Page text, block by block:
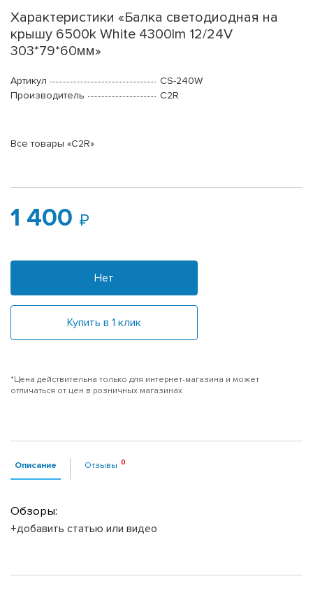
Характеристики «Балка светодиодная на
крышу 6500k White 4300lm 12/24V
303*79*60мм»
Артикул
CS-240W
Производитель
C2R
Все товары «C2R»
1 400
Нет
Купить в 1 клик
*Цена действительна только для интернет-магазина и может
отличаться от цен в розничных магазинах
Описание Отзывы
Обзоры:
+добавить статью или видео